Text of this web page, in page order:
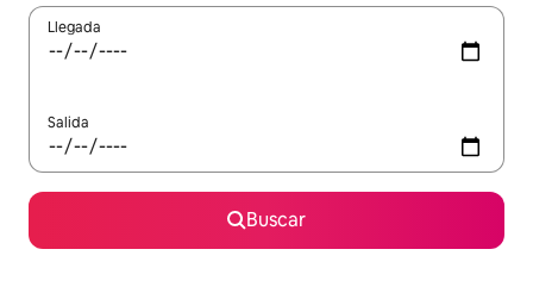
Llegada
Salida
Buscar